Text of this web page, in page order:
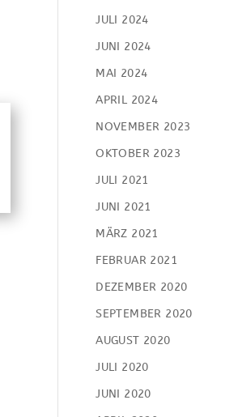
JULI 2024
JUNI 2024
MAI 2024
APRIL 2024
NOVEMBER 2023
OKTOBER 2023
JULI 2021
JUNI 2021
MÄRZ 2021
FEBRUAR 2021
DEZEMBER 2020
SEPTEMBER 2020
AUGUST 2020
JULI 2020
JUNI 2020